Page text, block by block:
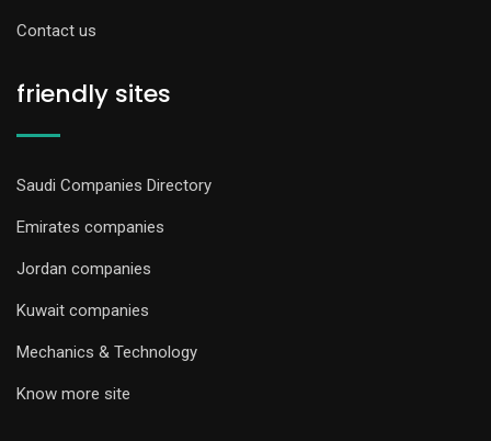
Contact us
friendly sites
Saudi Companies Directory
Emirates companies
Jordan companies
Kuwait companies
Mechanics & Technology
Know more site